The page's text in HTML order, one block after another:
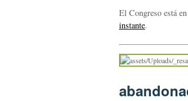
El Congreso está
instante.